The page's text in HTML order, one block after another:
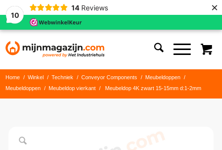
10
14 Reviews ×
Home / Winkel / Techniek / Conveyor Components / Meubeldoppen
/
Meubeldoppen
/ Meubeldop vierkant / Meubeldop 4K zwart 15-15mm d:1-2mm